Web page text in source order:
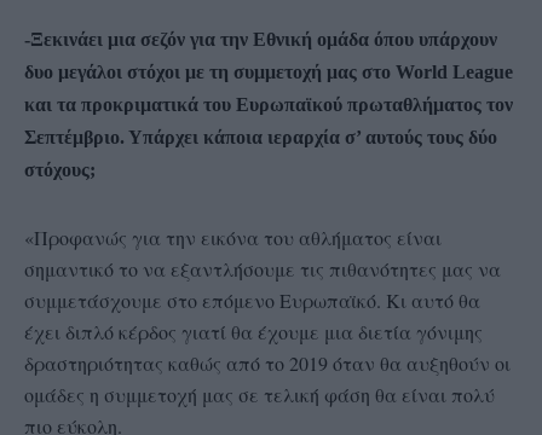
-Ξεκινάει μια σεζόν για την Εθνική ομάδα όπου υπάρχουν
δυο μεγάλοι στόχοι με τη συμμετοχή μας στο World League
και τα προκριματικά του Ευρωπαϊκού πρωταθλήματος τον
Σεπτέμβριο. Υπάρχει κάποια ιεραρχία σ’ αυτούς τους δύο
στόχους;
«Προφανώς για την εικόνα του αθλήματος είναι
σημαντικό το να εξαντλήσουμε τις πιθανότητες μας να
συμμετάσχουμε στο επόμενο Ευρωπαϊκό. Κι αυτό θα
έχει διπλό κέρδος γιατί θα έχουμε μια διετία γόνιμης
δραστηριότητας καθώς από το 2019 όταν θα αυξηθούν οι
ομάδες η συμμετοχή μας σε τελική φάση θα είναι πολύ
πιο εύκολη.